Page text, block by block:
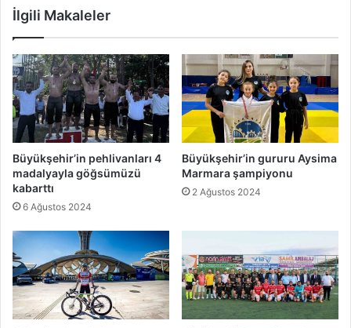
İlgili Makaleler
Büyükşehir’in pehlivanları 4
madalyayla göğsümüzü
kabarttı
6 Ağustos 2024
Büyükşehir’in gururu Aysima
Marmara şampiyonu
2 Ağustos 2024